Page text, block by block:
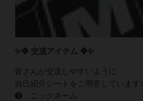
✨❖ 交流アイテム ❖✨
皆さんが交流しやすいように
自己紹介シートをご用意しています♪
❶ ニックネーム